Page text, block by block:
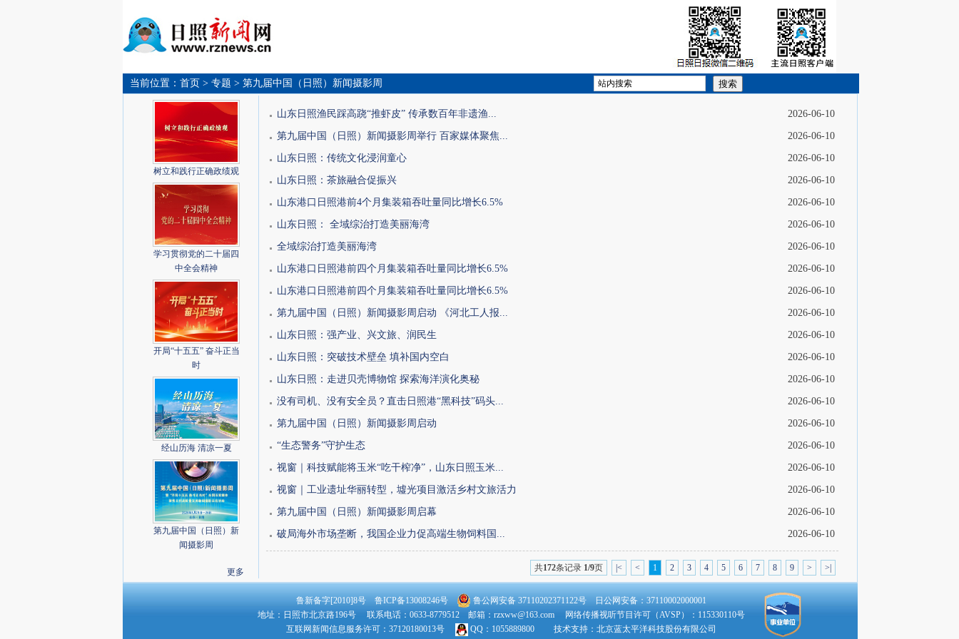
当前位置： 首页 > 专题 > 第九届中国（日照）新闻摄影周 搜索
树立和践行正确政绩观
学习贯彻党的二十届四
中全会精神
开局“十五五” 奋斗正当
时
经山历海 清凉一夏
第九届中国（日照）新
闻摄影周
更多
山东日照渔民踩高跷“推虾皮” 传承数百年非遗渔... 2026-06-10
第九届中国（日照）新闻摄影周举行 百家媒体聚焦... 2026-06-10
山东日照：传统文化浸润童心 2026-06-10
山东日照：茶旅融合促振兴 2026-06-10
山东港口日照港前4个月集装箱吞吐量同比增长6.5% 2026-06-10
山东日照： 全域综治打造美丽海湾 2026-06-10
全域综治打造美丽海湾 2026-06-10
山东港口日照港前四个月集装箱吞吐量同比增长6.5% 2026-06-10
山东港口日照港前四个月集装箱吞吐量同比增长6.5% 2026-06-10
第九届中国（日照）新闻摄影周启动 《河北工人报... 2026-06-10
山东日照：强产业、兴文旅、润民生 2026-06-10
山东日照：突破技术壁垒 填补国内空白 2026-06-10
山东日照：走进贝壳博物馆 探索海洋演化奥秘 2026-06-10
没有司机、没有安全员？直击日照港“黑科技”码头... 2026-06-10
第九届中国（日照）新闻摄影周启动 2026-06-10
“生态警务”守护生态 2026-06-10
视窗｜科技赋能将玉米“吃干榨净”，山东日照玉米... 2026-06-10
视窗｜工业遗址华丽转型，墟光项目激活乡村文旅活力 2026-06-10
第九届中国（日照）新闻摄影周启幕 2026-06-10
​破局海外市场垄断，我国企业力促高端生物饲料国... 2026-06-10
|< < 1 2 3 4 5 6 7 8 9 > >|
共172条记录 1/9页
鲁新备字[2010]8号 鲁ICP备13008246号 鲁公网安备 37110202371122号日公网安备：37110002000001
地址：日照市北京路196号 联系电话：0633-8779512 邮箱：rzxww@163.com 网络传播视听节目许可（AVSP）：115330110号
互联网新闻信息服务许可：37120180013号
QQ：1055889800 技术支持： 北京蓝太平洋科技股份有限公司